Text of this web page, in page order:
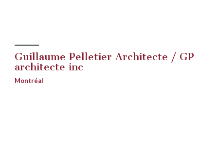
Guillaume Pelletier Architecte / GP
architecte inc
Montréal